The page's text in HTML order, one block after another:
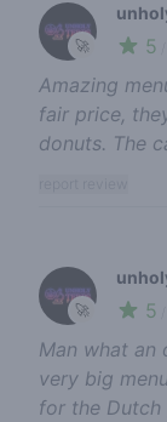
🚀 5
Amazing
fair price,
donuts. The
🚀 5
Man what an
very big
for the Dutch